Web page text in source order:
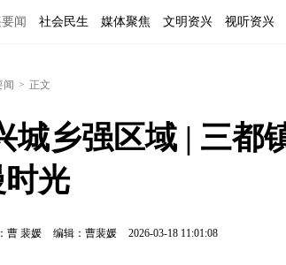
闻 社会民生 媒体聚焦 文明资兴 视听资兴
闻 > 正文
城乡强区域 | 三都
光
曹 裴媛 编辑：曹裴媛 2026-03-18 11:01:08